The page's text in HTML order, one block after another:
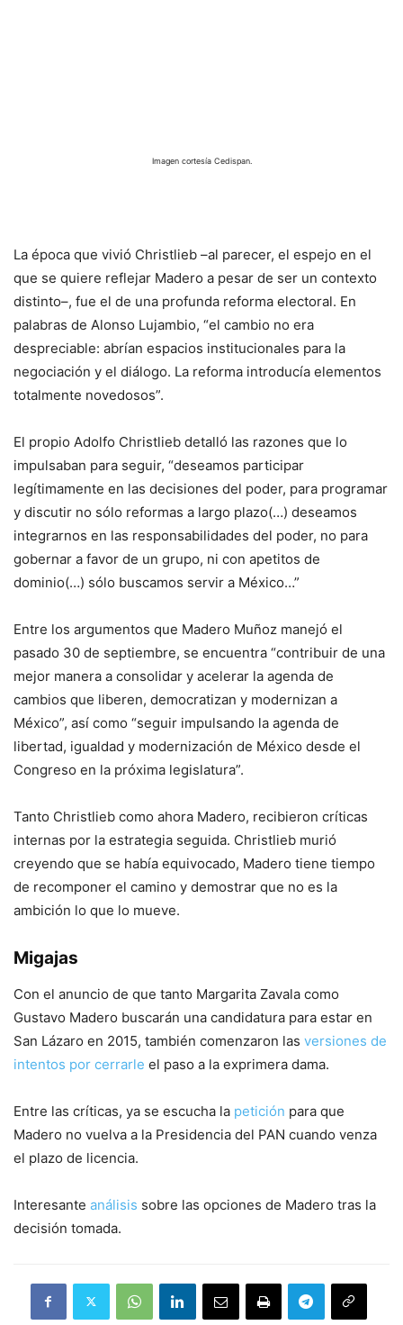
Imagen cortesía Cedispan.
La época que vivió Christlieb –al parecer, el espejo en el
que se quiere reflejar Madero a pesar de ser un contexto
distinto–, fue el de una profunda reforma electoral. En
palabras de Alonso Lujambio, “el cambio no era
despreciable: abrían espacios institucionales para la
negociación y el diálogo. La reforma introducía elementos
totalmente novedosos”.
El propio Adolfo Christlieb detalló las razones que lo
impulsaban para seguir, “deseamos participar
legítimamente en las decisiones del poder, para programar
y discutir no sólo reformas a largo plazo(…) deseamos
integrarnos en las responsabilidades del poder, no para
gobernar a favor de un grupo, ni con apetitos de
dominio(…) sólo buscamos servir a México…”
Entre los argumentos que Madero Muñoz manejó el
pasado 30 de septiembre, se encuentra “contribuir de una
mejor manera a consolidar y acelerar la agenda de
cambios que liberen, democratizan y modernizan a
México”, así como “seguir impulsando la agenda de
libertad, igualdad y modernización de México desde el
Congreso en la próxima legislatura”.
Tanto Christlieb como ahora Madero, recibieron críticas
internas por la estrategia seguida. Christlieb murió
creyendo que se había equivocado, Madero tiene tiempo
de recomponer el camino y demostrar que no es la
ambición lo que lo mueve.
Migajas
Con el anuncio de que tanto Margarita Zavala como
Gustavo Madero buscarán una candidatura para estar en
San Lázaro en 2015, también comenzaron las versiones de
intentos por cerrarle el paso a la exprimera dama.
Entre las críticas, ya se escucha la petición para que
Madero no vuelva a la Presidencia del PAN cuando venza
el plazo de licencia.
Interesante análisis sobre las opciones de Madero tras la
decisión tomada.